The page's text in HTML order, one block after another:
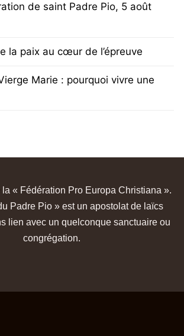
de saint Padre Pio, 5 août
la paix au cœur de l’épreuve
Marie : pourquoi vivre une
« Fédération Pro Europa Christiana ».
Padre Pio » est un apostolat de laïcs
lien avec un quelconque sanctuaire ou
congrégation.